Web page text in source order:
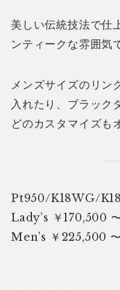
美しい伝統技法で仕
ンティークな雰囲気
メンズサイズのリン
入れたり、ブラック
どのカスタマイズも
Pt950/K18WG/
Lady’s ￥170,500
Men’s ￥225,500 〜